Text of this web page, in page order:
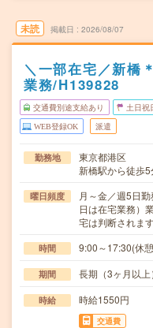
未読 掲載日 2026/08/07
＼一部在宅／新橋
業務/H139828
交通費別途支給あり 土日祝
WEB登録OK 派遣
勤務地
東京都港区
新橋駅から徒歩5
曜日頻度
月～金／週5日
日は在宅業務）
宅は判断されま
時間 9:00～17:30(休
期間 長期（3ヶ月以上
時給 時給1550円
交通費